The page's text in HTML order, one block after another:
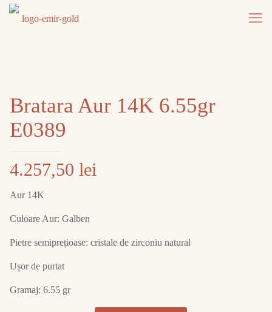
Bratara Aur 14K 6.55gr
E0389
4.257,50 lei
Aur 14K
Culoare Aur: Galben
Pietre semiprețioase: cristale de zirconiu natural
Ușor de purtat
Gramaj: 6.55 gr